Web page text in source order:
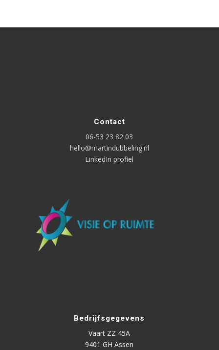
Contact
06-53 23 82 03
hello@martindubbeling.nl
LinkedIn profiel
Bedrijfsgegevens
Vaart ZZ 45A
9401 GH Assen